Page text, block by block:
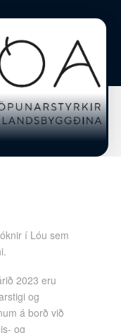
í Lóu sem
2023 eru
og
á borð við
og